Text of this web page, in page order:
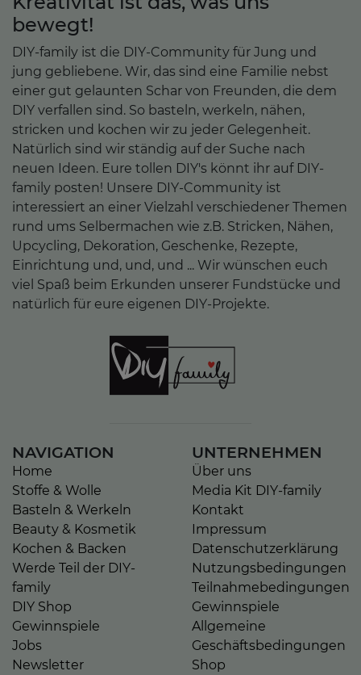
bewegt!
DIY-family ist die DIY-Community für Jung und
jung gebliebene. Wir, das sind eine Familie nebst
einer gut gelaunten Schar von Freunden, die dem
DIY verfallen sind. So basteln, werkeln, nähen,
stricken und kochen wir zu jeder Gelegenheit.
Natürlich sind wir ständig auf der Suche nach
neuen Ideen. Eure tollen DIY's könnt ihr auf DIY-
family posten! Unsere DIY-Community ist
interessiert an einer Vielzahl verschiedener Themen
rund ums Selbermachen wie z.B. Stricken, Nähen,
Upcycling, Dekoration, Geschenke, Rezepte,
Einrichtung und, und, und ... Wir wünschen euch
viel Spaß beim Erkunden unserer Fundstücke und
natürlich für eure eigenen DIY-Projekte.
NAVIGATION
Home
Stoffe & Wolle
Basteln & Werkeln
Beauty & Kosmetik
Kochen & Backen
Werde Teil der DIY-
family
DIY Shop
Gewinnspiele
Jobs
Newsletter
UNTERNEHMEN
Über uns
Media Kit DIY-family
Kontakt
Impressum
Datenschutzerklärung
Nutzungsbedingungen
Teilnahmebedingungen
Gewinnspiele
Allgemeine
Geschäftsbedingungen
Shop